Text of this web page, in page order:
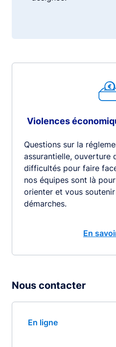
Violences
Questions sur la
assurantielle, ouverture
difficultés pour faire
nos équipes sont là
orienter et vous
démarches.
En
Nous contacter
En ligne